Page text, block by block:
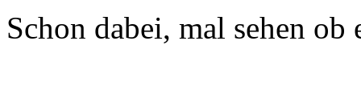
Schon dabei, mal sehen